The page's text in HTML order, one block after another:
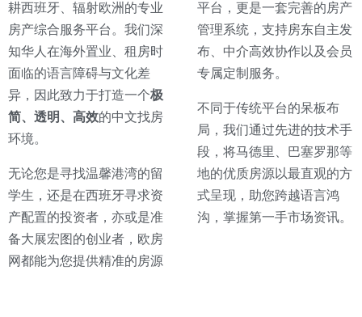
耕西班牙、辐射欧洲的专业
房产综合服务平台。我们深
知华人在海外置业、租房时
面临的语言障碍与文化差
异，因此致力于打造一个极
简、透明、高效的中文找房
环境。
无论您是寻找温馨港湾的留
学生，还是在西班牙寻求资
产配置的投资者，亦或是准
备大展宏图的创业者，欧房
网都能为您提供精准的房源
平台，更是一套完善的房产
管理系统，支持房东自主发
布、中介高效协作以及会员
专属定制服务。
不同于传统平台的呆板布
局，我们通过先进的技术手
段，将马德里、巴塞罗那等
地的优质房源以最直观的方
式呈现，助您跨越语言鸿
沟，掌握第一手市场资讯。